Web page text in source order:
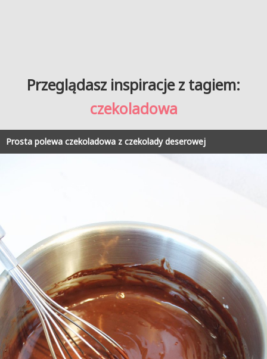
Przeglądasz inspiracje z tagiem:
czekoladowa
Prosta polewa czekoladowa z czekolady deserowej